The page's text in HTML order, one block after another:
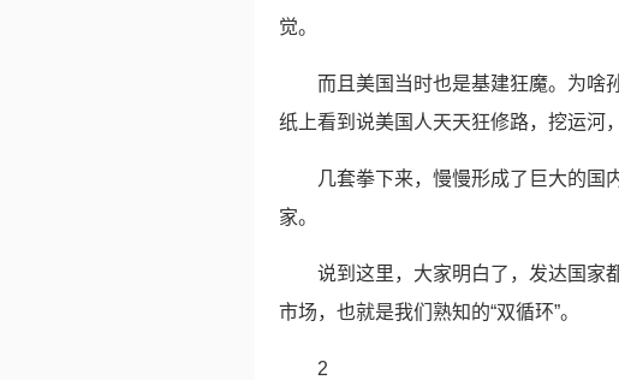
觉。
而且美国当时也是基建狂魔。为啥
纸上看到说美国人天天狂修路，挖运河
几套拳下来，慢慢形成了巨大的国
家。
说到这里，大家明白了，发达国家
市场，也就是我们熟知的“双循环”。
2